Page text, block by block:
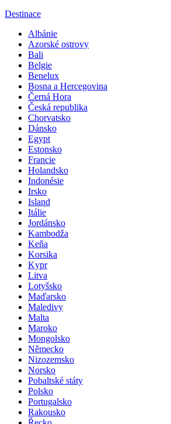
Destinace
Albánie
Azorské ostrovy
Bali
Belgie
Benelux
Bosna a Hercegovina
Černá Hora
Česká republika
Chorvatsko
Dánsko
Egypt
Estonsko
Francie
Holandsko
Indonésie
Irsko
Island
Itálie
Jordánsko
Kambodža
Keňa
Korsika
Kypr
Litva
Lotyšsko
Maďarsko
Maledivy
Malta
Maroko
Mongolsko
Německo
Nizozemsko
Norsko
Pobaltské státy
Polsko
Portugalsko
Rakousko